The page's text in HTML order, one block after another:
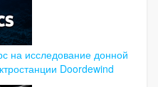
на исследование донной
Doordewind